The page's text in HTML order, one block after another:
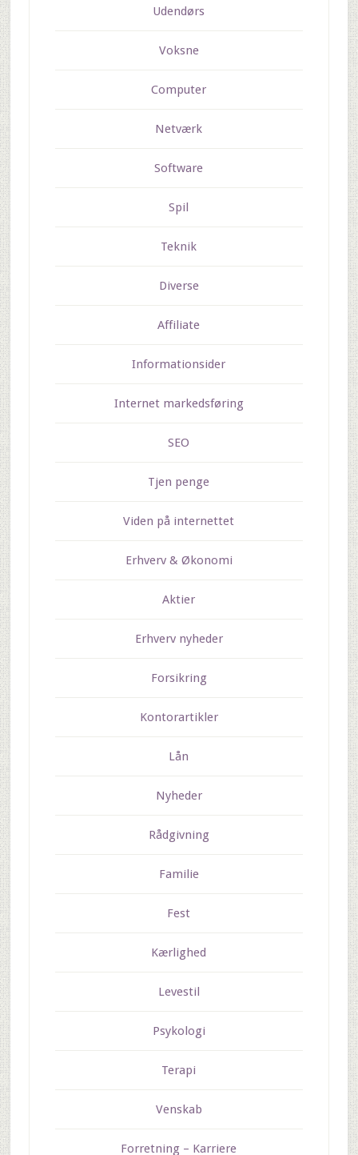
Udendørs
Voksne
Computer
Netværk
Software
Spil
Teknik
Diverse
Affiliate
Informationsider
Internet markedsføring
SEO
Tjen penge
Viden på internettet
Erhverv & Økonomi
Aktier
Erhverv nyheder
Forsikring
Kontorartikler
Lån
Nyheder
Rådgivning
Familie
Fest
Kærlighed
Levestil
Psykologi
Terapi
Venskab
Forretning – Karriere